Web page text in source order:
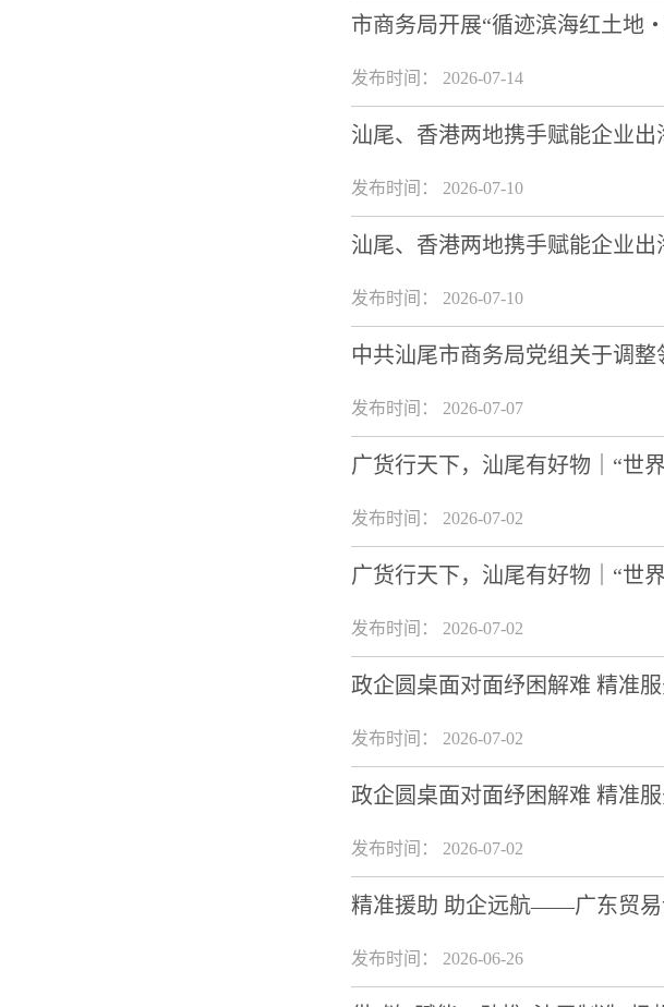
市商务局开展“循迹滨海红土地
发布时间： 2026-07-14
汕尾、香港两地携手赋能企业出
发布时间： 2026-07-10
汕尾、香港两地携手赋能企业出
发布时间： 2026-07-10
中共汕尾市商务局党组关于调整
发布时间： 2026-07-07
广货行天下，汕尾有好物｜“世
发布时间： 2026-07-02
广货行天下，汕尾有好物｜“世
发布时间： 2026-07-02
政企圆桌面对面纾困解难 精准
发布时间： 2026-07-02
政企圆桌面对面纾困解难 精准
发布时间： 2026-07-02
精准援助 助企远航——广东贸易
发布时间： 2026-06-26